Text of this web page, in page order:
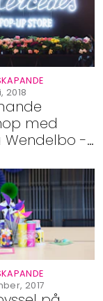
med
Wendelbo -
2018
2017